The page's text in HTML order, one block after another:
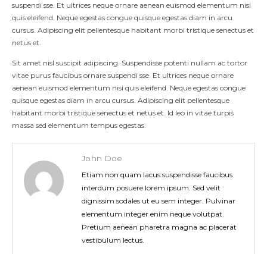
suspendi sse. Et ultrices neque ornare aenean euismod elementum nisi
quis eleifend. Neque egestas congue quisque egestas diam in arcu
cursus. Adipiscing elit pellentesque habitant morbi tristique senectus et
netus et.
Sit amet nisl suscipit adipiscing. Suspendisse potenti nullam ac tortor
vitae purus faucibus ornare suspendi sse. Et ultrices neque ornare
aenean euismod elementum nisi quis eleifend. Neque egestas congue
quisque egestas diam in arcu cursus. Adipiscing elit pellentesque
habitant morbi tristique senectus et netus et. Id leo in vitae turpis
massa sed elementum tempus egestas.
John Doe
Etiam non quam lacus suspendisse faucibus
interdum posuere lorem ipsum. Sed velit
dignissim sodales ut eu sem integer. Pulvinar
elementum integer enim neque volutpat.
Pretium aenean pharetra magna ac placerat
vestibulum lectus.